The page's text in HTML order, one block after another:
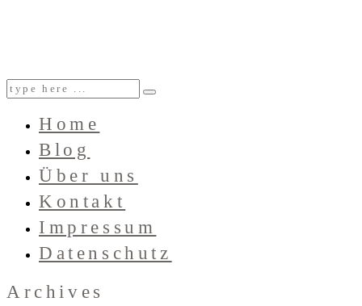
Home
Blog
Über uns
Kontakt
Impressum
Datenschutz
Archives